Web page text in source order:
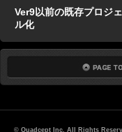
Ver9以前の既存プロジ
ル化
© Quadcept Inc. All Rights